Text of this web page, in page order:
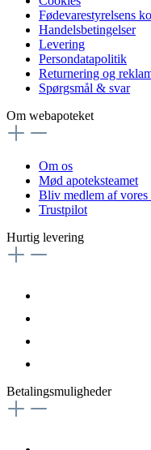
Fødevarestyrelsens
Handelsbetingelser
Levering
Persondatapolitik
Returnering og
Spørgsmål & svar
Om webapoteket
Om os
Mød apoteksteamet
Bliv medlem af
Trustpilot
Hurtig levering
Betalingsmuligheder